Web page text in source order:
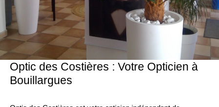
Optic des Costières : Votre Opticien à
Bouillargues